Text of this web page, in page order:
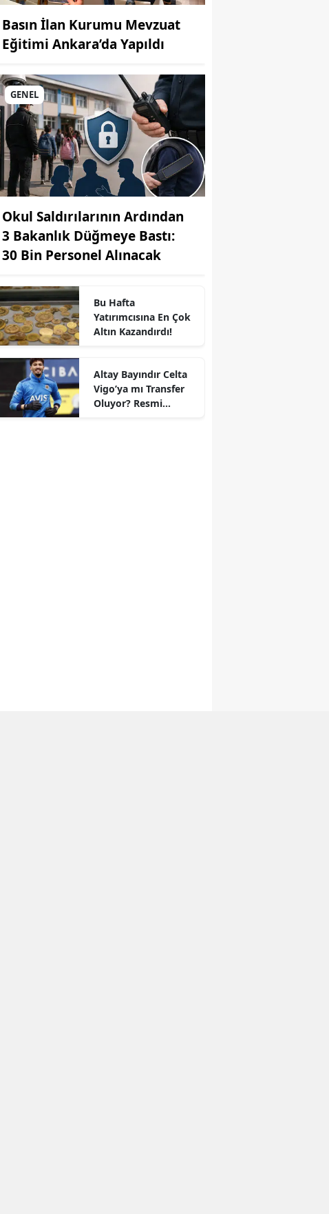
MUHABİR: Elife Karaarslan
Basın İlan Kurumu Mevzuat
Eğitimi Ankara’da Yapıldı
GENEL
Okul Saldırılarının Ardından
3 Bakanlık Düğmeye Bastı:
30 Bin Personel Alınacak
Bu Hafta
Yatırımcısına En Çok
Altın Kazandırdı!
Altay Bayındır Celta
Vigo’ya mı Transfer
Oluyor? Resmi